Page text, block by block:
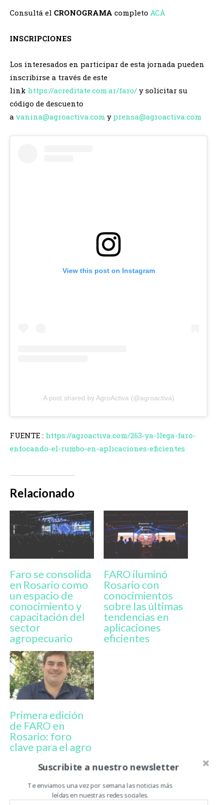
Consultá el CRONOGRAMA completo ACÁ
INSCRIPCIONES
Los interesados en participar de esta jornada pueden
inscribirse a través de este
link https://acreditate.com.ar/faro/ y solicitar su
código de descuento
a vanina@agroactiva.com y prensa@agroactiva.com
View this post on Instagram
A post shared by AgroActiva (@agroactiva)
FUENTE : https://agroactiva.com/263-ya-llega-faro-
enfocando-el-rumbo-en-aplicaciones-eficientes
Relacionado
Faro se consolida
en Rosario como
un espacio de
conocimiento y
capacitación del
sector
agropecuario
FARO iluminó
Rosario con
conocimientos
sobre las últimas
tendencias en
aplicaciones
eficientes
Primera edición
de FARO en
Rosario: foro
clave para el agro
argentino
AGROACTIVA APLICACIONES EFICIENTES
FARO
FORO AGROINDUSTRIAL ARGENTINO
MARIO CORRADI
Suscribite a nuestro newsletter
Te enviamos una vez por semana las noticias más
leídas en nuestras redes sociales.